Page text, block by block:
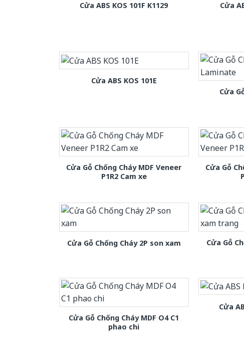
Cửa ABS KOS 101F K1129
Cửa
Cửa ABS KOS 101E
Cửa
Cửa Gỗ Chống Cháy MDF Veneer
P1R2 Cam xe
Cửa Gỗ
Cửa Gỗ Chống Cháy 2P son xam
Cửa Gỗ
Cửa Gỗ Chống Cháy MDF O4 C1
phao chi
Cửa